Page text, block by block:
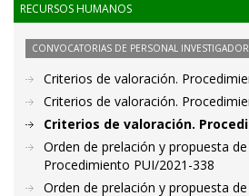
RECURSOS HUMANOS
CONVOCATORIAS DE PERSONAL INVESTIGADOR
Criterios de valoración.
Criterios de valoración.
Criterios de valoración.
Orden de prelación y propuesta
Procedimiento PUI/2021-338
Orden de prelación y propuesta